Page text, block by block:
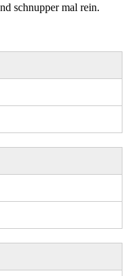
schnupper mal rein.